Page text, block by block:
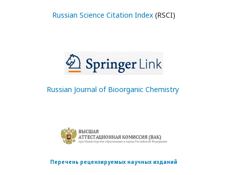
Russian Science Citation Index(RSCI)
Russian Journal of Bioorganic Chemistry
Перечень рецензируемых научных изданий